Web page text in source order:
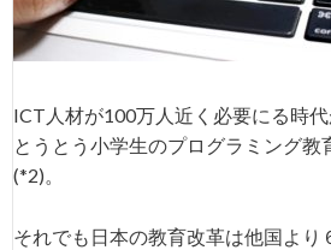
ICT人材が100万人近く必要にる時代
とうとう小学生のプログラミング教
(*2)。
それでも日本の教育改革は他国より